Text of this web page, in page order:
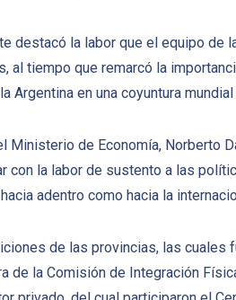
destacó la labor que el equipo de
al tiempo que remarcó la
en una coyuntura
de Economía, Norberto
con la labor de sustento a las
adentro como hacia la
de las provincias, las cuales
de la Comisión de Integración